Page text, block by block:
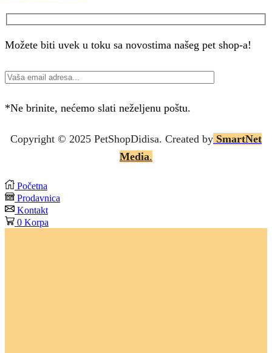
Možete biti uvek u toku sa novostima našeg pet shop-a!
*Ne brinite, nećemo slati neželjenu poštu.
Copyright © 2025 PetShopDidisa. Created by SmartNet
Media.
Početna
Prodavnica
Kontakt
0 Korpa